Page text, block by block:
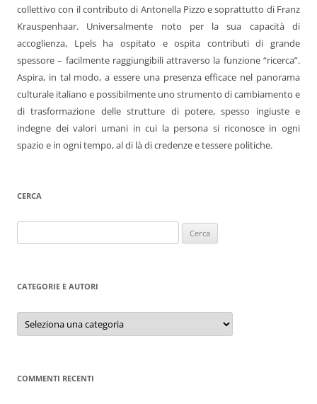
collettivo con il contributo di Antonella Pizzo e soprattutto di Franz
Krauspenhaar. Universalmente noto per la sua capacità di
accoglienza, Lpels ha ospitato e ospita contributi di grande
spessore – facilmente raggiungibili attraverso la funzione “ricerca”.
Aspira, in tal modo, a essere una presenza efficace nel panorama
culturale italiano e possibilmente uno strumento di cambiamento e
di trasformazione delle strutture di potere, spesso ingiuste e
indegne dei valori umani in cui la persona si riconosce in ogni
spazio e in ogni tempo, al di là di credenze e tessere politiche.
CERCA
per:
CATEGORIE E AUTORI
Categorie
autori
COMMENTI RECENTI